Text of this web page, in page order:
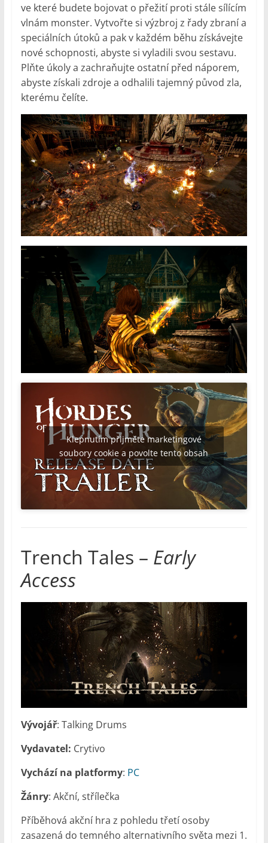
ve které budete bojovat o přežití proti stále sílícím
vlnám monster. Vytvořte si výzbroj z řady zbraní a
speciálních útoků a pak v každém běhu získávejte
nové schopnosti, abyste si vyladili svou sestavu.
Plňte úkoly a zachraňujte ostatní před náporem,
abyste získali zdroje a odhalili tajemný původ zla,
kterému čelíte.
Klepnutím přijměte marketingové
soubory cookie a povolte tento obsah
Trench Tales – Early
Access
Vývojář: Talking Drums
Vydavatel: Crytivo
Vychází na platformy: PC
Žánry: Akční, střílečka
Příběhová akční hra z pohledu třetí osoby
zasazená do temného alternativního světa mezi 1.